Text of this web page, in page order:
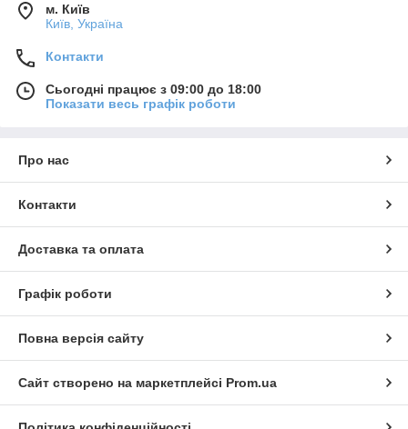
м. Київ
Київ, Україна
Контакти
Сьогодні працює з 09:00 до 18:00
Показати весь графік роботи
Про нас
Контакти
Доставка та оплата
Графік роботи
Повна версія сайту
Сайт створено на маркетплейсі Prom.ua